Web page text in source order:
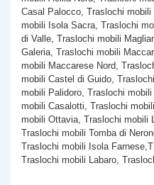
Casal Palocco, Traslochi
mobili Isola Sacra, Traslochi
di Valle, Traslochi mobili
Galeria, Traslochi mobili
mobili Maccarese Nord,
mobili Castel di Guido,
mobili Palidoro, Traslochi
mobili Casalotti, Traslochi
mobili Ottavia, Traslochi mobili
Traslochi mobili Tomba di
Traslochi mobili Isola
Traslochi mobili Labaro,